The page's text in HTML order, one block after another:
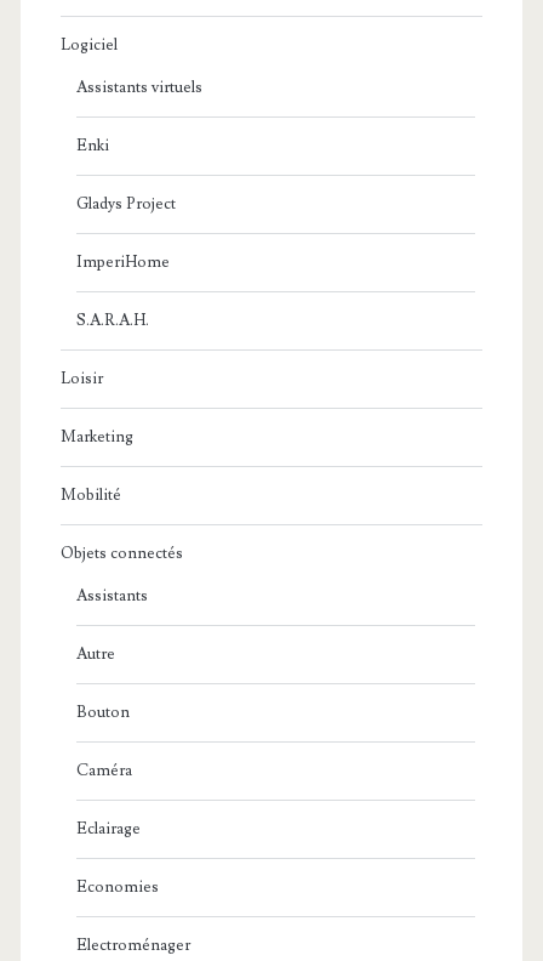
Logiciel
Assistants virtuels
Enki
Gladys Project
ImperiHome
S.A.R.A.H.
Loisir
Marketing
Mobilité
Objets connectés
Assistants
Autre
Bouton
Caméra
Eclairage
Economies
Electroménager